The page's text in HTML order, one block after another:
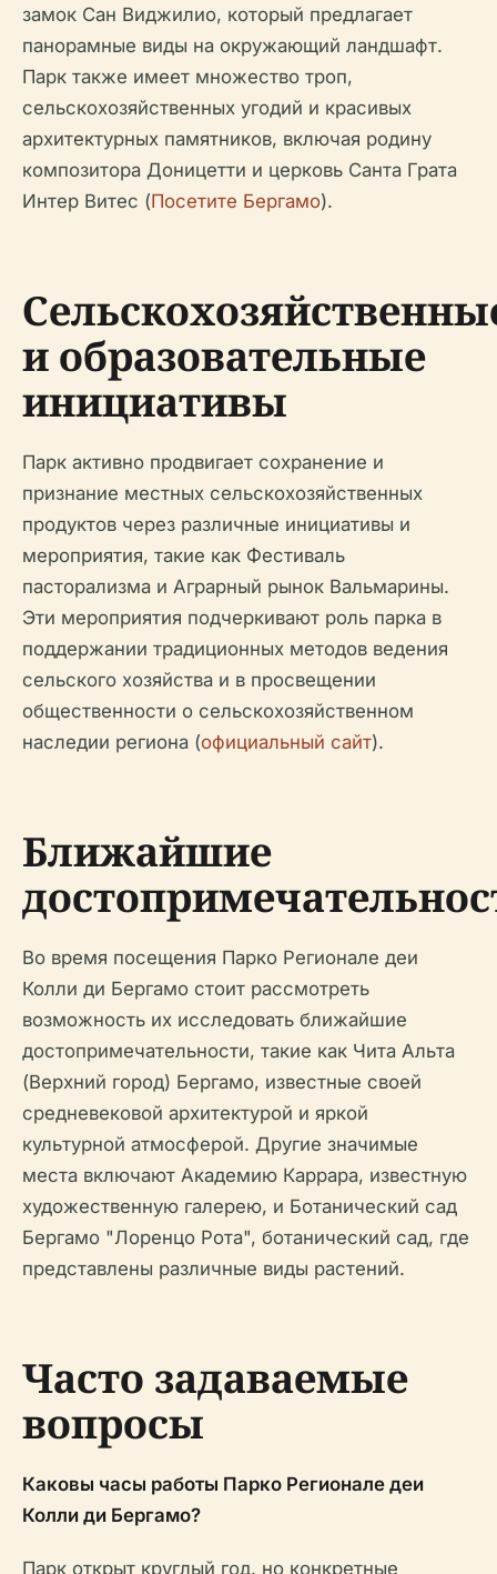
замок Сан Виджилио, который предлагает
панорамные виды на окружающий ландшафт.
Парк также имеет множество троп,
сельскохозяйственных угодий и красивых
архитектурных памятников, включая родину
композитора Доницетти и церковь Санта Грата
Интер Витес (Посетите Бергамо).
и образовательные
инициативы
Парк активно продвигает сохранение и
признание местных сельскохозяйственных
продуктов через различные инициативы и
мероприятия, такие как Фестиваль
пасторализма и Аграрный рынок Вальмарины.
Эти мероприятия подчеркивают роль парка в
поддержании традиционных методов ведения
сельского хозяйства и в просвещении
общественности о сельскохозяйственном
наследии региона (официальный сайт).
Ближайшие
Во время посещения Парко Регионале деи
Колли ди Бергамо стоит рассмотреть
возможность их исследовать ближайшие
достопримечательности, такие как Чита Альта
(Верхний город) Бергамо, известные своей
средневековой архитектурой и яркой
культурной атмосферой. Другие значимые
места включают Академию Каррара, известную
художественную галерею, и Ботанический сад
Бергамо "Лоренцо Рота", ботанический сад, где
представлены различные виды растений.
Часто задаваемые
вопросы
Каковы часы работы Парко Регионале деи
Колли ди Бергамо?
Парк открыт круглый год, но конкретные